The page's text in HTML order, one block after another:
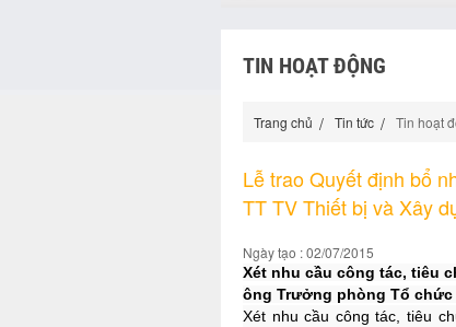
TIN HOẠT ĐỘNG
Trang chủ Tin tức Tin hoạt
Lễ trao Quyết định bổ
TT TV Thiết bị và Xây
Ngày tạo : 02/07/2015
Xét nhu cầu công tác, tiêu
ông Trưởng phòng Tổ chức
Xét nhu cầu công tác, tiêu